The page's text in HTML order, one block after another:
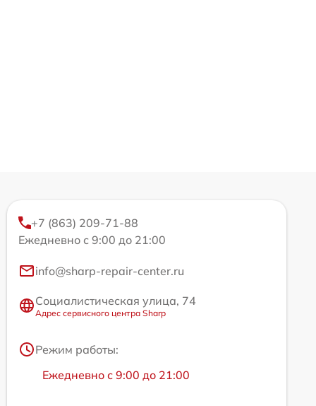
+7 (863) 209-71-88
Ежедневно с 9:00 до 21:00
info@sharp-repair-center.ru
Социалистическая улица, 74
Адрес сервисного центра Sharp
Режим работы:
Ежедневно с 9:00 до 21:00